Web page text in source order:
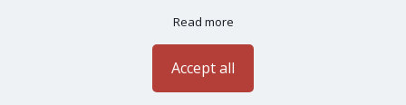
Read more
Accept all